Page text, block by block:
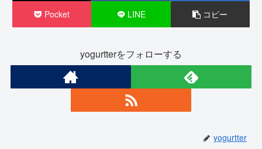
Pocket LINE コピー
yogurtterをフォローする
yogurtter